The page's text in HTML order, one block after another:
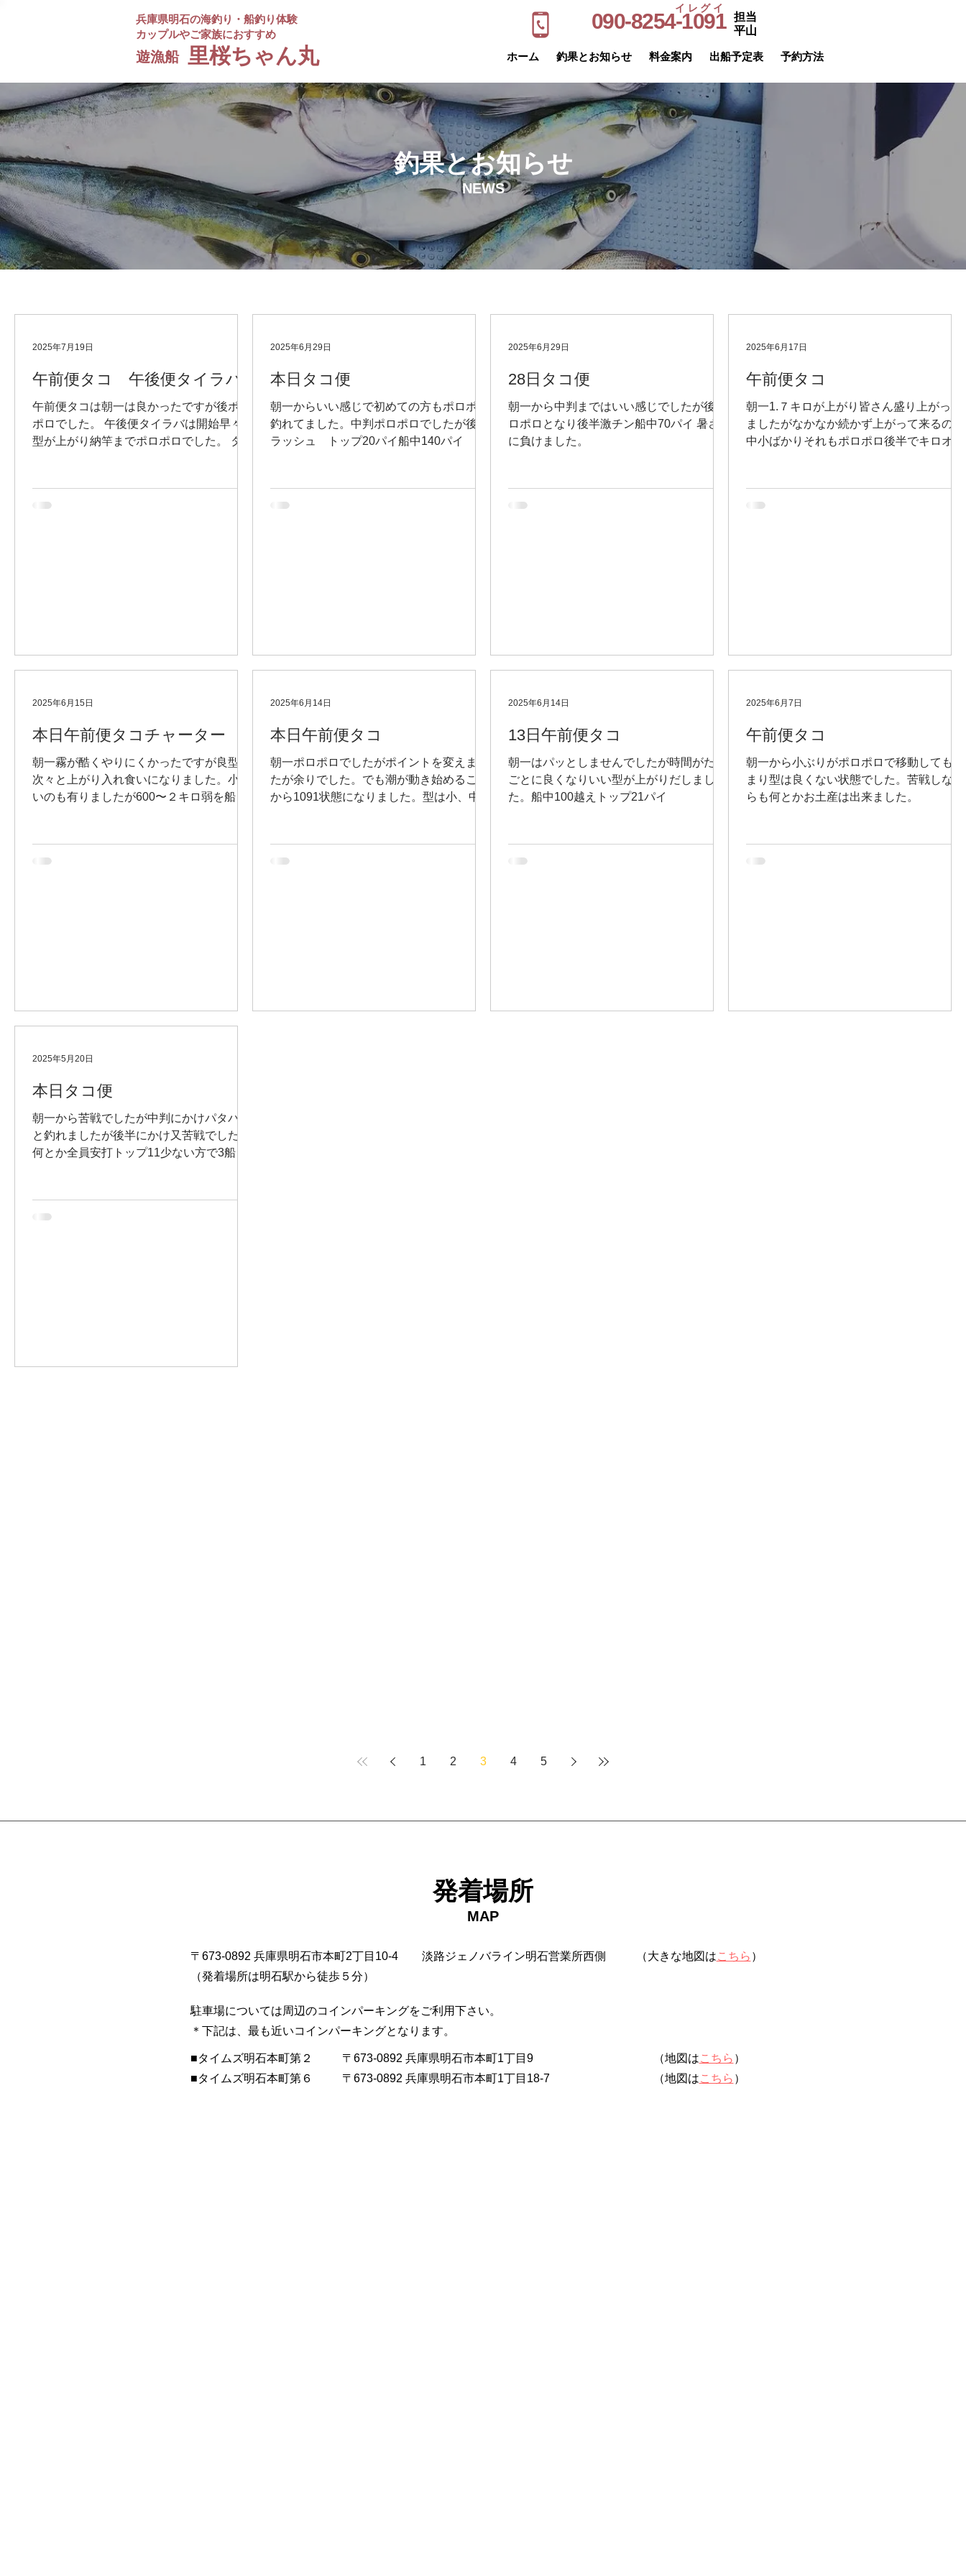
兵庫県明石の海釣り・船釣り体験
カップルやご家族におすすめ
遊漁船 ​里桜ちゃん丸
イレグイ
担当
平山
090-8254-1091
ホーム 釣果とお知らせ 料金案内 出船予定表 予約方法
釣果とお知らせ
NEWS
午前便タコ 午後便タイラバ
午前便タコは朝一は良かったですが後ポロ
ポロでした。 午後便タイラバは開始早々良
型が上がり納竿までポロポロでした。 タコ
2025年7月19日
本日タコ便
朝一からいい感じで初めての方もポロポロ
釣れてました。中判ポロポロでしたが後半
ラッシュ トップ20パイ船中140パイ 本
2025年6月29日
28日タコ便
朝一から中判まではいい感じでしたが後ポ
ロポロとなり後半激チン船中70パイ 暑さ
に負けました。
2025年6月29日
午前便タコ
朝一1.７キロが上がり皆さん盛り上がって
ましたがなかなか続かず上がって来るのは
中小ばかりそれもポロポロ後半でキロオー
2025年6月17日
本日午前便タコチャーター
朝一霧が酷くやりにくかったですが良型が
次々と上がり入れ食いになりました。小さ
いのも有りましたが600〜２キロ弱を船中
2025年6月15日
本日午前便タコ
朝一ポロポロでしたがポイントを変えまし
たが余りでした。でも潮が動き始めるころ
から1091状態になりました。型は小、中、
2025年6月14日
13日午前便タコ
朝一はパッとしませんでしたが時間がたつ
ごとに良くなりいい型が上がりだしまし
た。船中100越えトップ21パイ
2025年6月14日
午前便タコ
朝一から小ぶりがポロポロで移動してもあ
まり型は良くない状態でした。苦戦しなが
らも何とかお土産は出来ました。
2025年6月7日
本日タコ便
朝一から苦戦でしたが中判にかけパタパタ
と釣れましたが後半にかけ又苦戦でしたが
何とか全員安打トップ11少ない方で3船中
2025年5月20日
1 2 3 4 5
発着場所
MAP
〒673-0892 兵庫県明石市本町2丁目10-4 淡路ジェノバライン明石営業所西側 （大きな地図はこちら ）
​（発着場所は明石駅から徒歩５分）
駐車場については周辺のコインパーキングをご利用下さい。
​＊下記は、最も近いコインパーキングとなります。
■​タイムズ明石本町第２
​■タイムズ明石本町第６
〒673-0892 兵庫県明石市本町1丁目9
〒673-0892 兵庫県明石市本町1丁目18-7
（地図はこちら ）
（地図はこちら ）